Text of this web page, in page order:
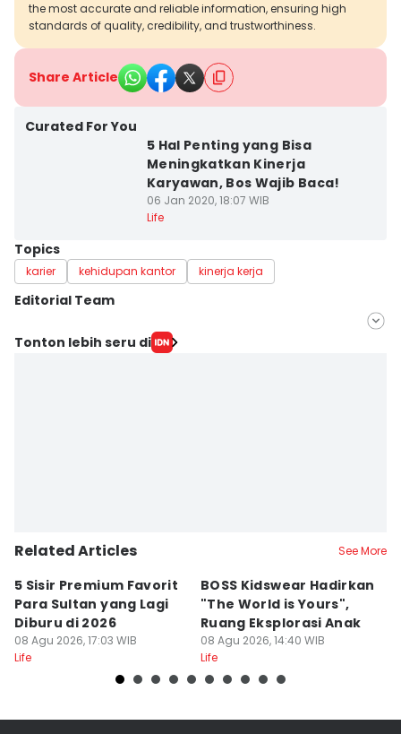
the most accurate and reliable information, ensuring high
standards of quality, credibility, and trustworthiness.
Share Article
Curated For You
5 Hal Penting yang Bisa
Meningkatkan Kinerja
Karyawan, Bos Wajib Baca!
06 Jan 2020, 18:07 WIB
Life
Topics
karier kehidupan kantor kinerja kerja
Editorial Team
Editor
Tonton lebih seru di
Related Articles See More
5 Sisir Premium Favorit
Para Sultan yang Lagi
Diburu di 2026
08 Agu 2026, 17:03 WIB
Life
BOSS Kidswear Hadirkan
"The World is Yours",
Ruang Eksplorasi Anak
08 Agu 2026, 14:40 WIB
Life